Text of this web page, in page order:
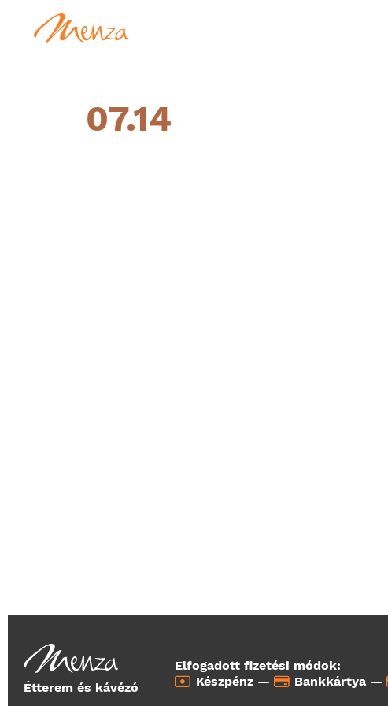
07.14
Étterem és kávézó
Elfogadott fizetési módok:
Készpénz —
Bankkártya —